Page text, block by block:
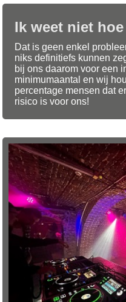
Ik weet niet
Dat is geen enkel
niks definitiefs kunnen
bij ons daarom voor een
minimumaantal en wij
percentage mensen dat
risico is voor ons!